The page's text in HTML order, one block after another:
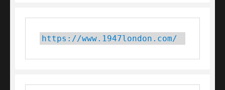
https://www.1947london.com/